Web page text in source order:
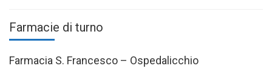
Farmacie di turno
Farmacia S. Francesco – Ospedalicchio